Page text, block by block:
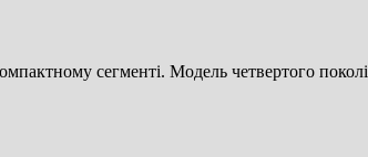
сегменті. Модель четвертого